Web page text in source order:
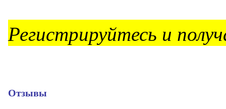
Регистрируйтесь и
Отзывы